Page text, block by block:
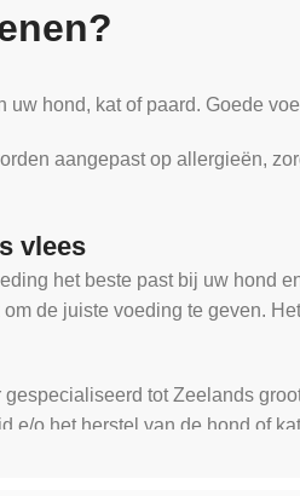
hond, kat of paard. Goede
aangepast op allergieën,
vlees
het beste past bij uw hond
de juiste voeding te geven.
tot Zeelands
e/o het herstel van de hond of